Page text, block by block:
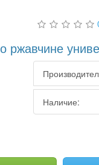
ржавчине
Наличие: